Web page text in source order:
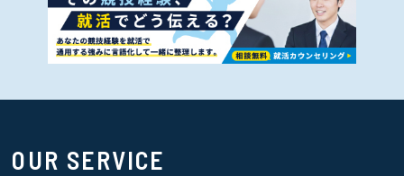
OUR SERVICE